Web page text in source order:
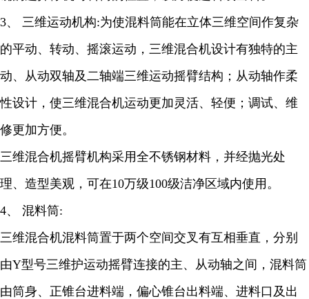
3、 三维运动机构:为使混料筒能在立体三维空间作复杂
的平动、转动、摇滚运动，三维混合机设计有独特的主
动、从动双轴及二轴端三维运动摇臂结构；从动轴作柔
性设计，使三维混合机运动更加灵活、轻便；调试、维
修更加方便。
三维混合机摇臂机构采用全不锈钢材料，并经抛光处
理、造型美观，可在10万级100级洁净区域内使用。
4、 混料筒:
三维混合机混料筒置于两个空间交叉有互相垂直，分别
由Y型号三维护运动摇臂连接的主、从动轴之间，混料筒
由筒身、正锥台进料端，偏心锥台出料端、进料口及出